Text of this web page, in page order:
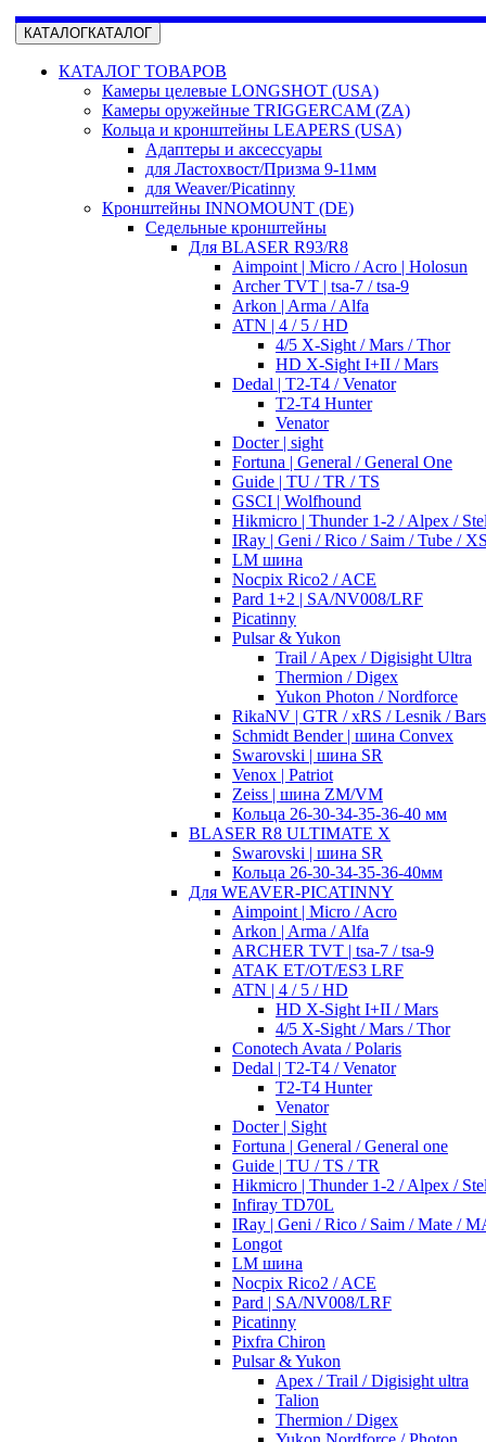
КАТАЛОГКАТАЛОГ
КАТАЛОГ ТОВАРОВ
Камеры целевые LONGSHOT (USA)
Камеры оружейные TRIGGERCAM (ZA)
Кольца и кронштейны LEAPERS (USA)
Адаптеры и аксессуары
для Ластохвост/Призма 9-11мм
для Weaver/Picatinny
Кронштейны INNOMOUNT (DE)
Седельные кронштейны
Для BLASER R93/R8
Aimpoint | Micro / Acro | Holosun
Archer TVT | tsa-7 / tsa-9
Arkon | Arma / Alfa
ATN | 4 / 5 / HD
4/5 X-Sight / Mars / Thor
HD X-Sight I+II / Mars
Dedal | T2-T4 / Venator
T2-T4 Hunter
Venator
Docter | sight
Fortuna | General / General One
Guide | TU / TR / TS
GSCI | Wolfhound
Hikmicro | Thunder 1-2 / Alpex /
IRay | Geni / Rico / Saim / Tube /
LM шина
Nocpix Rico2 / ACE
Pard 1+2 | SA/NV008/LRF
Picatinny
Pulsar & Yukon
Trail / Apex / Digisight Ultra
Thermion / Digex
Yukon Photon / Nordforce
RikaNV | GTR / xRS / Lesnik /
Schmidt Bender | шина Convex
Swarovski | шина SR
Venox | Patriot
Zeiss | шина ZM/VM
Кольца 26-30-34-35-36-40 мм
BLASER R8 ULTIMATE X
Swarovski | шина SR
Кольца 26-30-34-35-36-40мм
Для WEAVER-PICATINNY
Aimpoint | Micro / Acro
Arkon | Arma / Alfa
ARCHER TVT | tsa-7 / tsa-9
ATAK ET/OT/ES3 LRF
ATN | 4 / 5 / HD
HD X-Sight I+II / Mars
4/5 X-Sight / Mars / Thor
Conotech Avata / Polaris
Dedal | T2-T4 / Venator
T2-T4 Hunter
Venator
Docter | Sight
Fortuna | General / General one
Guide | TU / TS / TR
Hikmicro | Thunder 1-2 / Alpex /
Infiray TD70L
IRay | Geni / Rico / Saim / Mate /
Longot
LM шина
Nocpix Rico2 / ACE
Pard | SA/NV008/LRF
Picatinny
Pixfra Chiron
Pulsar & Yukon
Apex / Trail / Digisight ultra
Talion
Thermion / Digex